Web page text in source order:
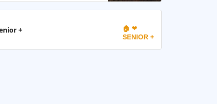
+ 🏠 ❤
SENIOR +